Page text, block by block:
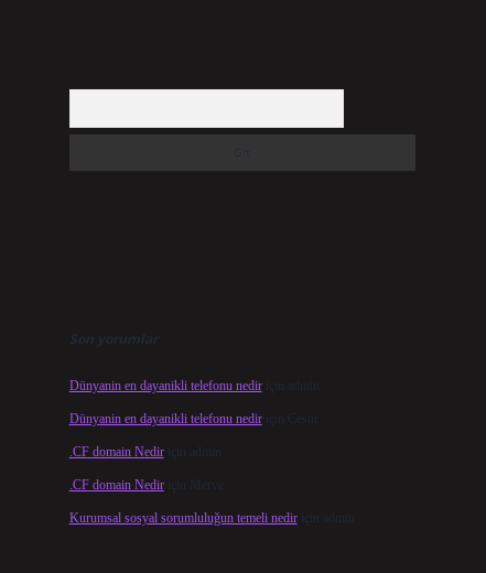
Son yorumlar
Dünyanin en dayanikli telefonu nediriçin admin
Dünyanin en dayanikli telefonu nediriçin Cesur
.CF domain Nediriçin admin
.CF domain Nediriçin Merve
Kurumsal sosyal sorumluluğun temeli nediriçin admin